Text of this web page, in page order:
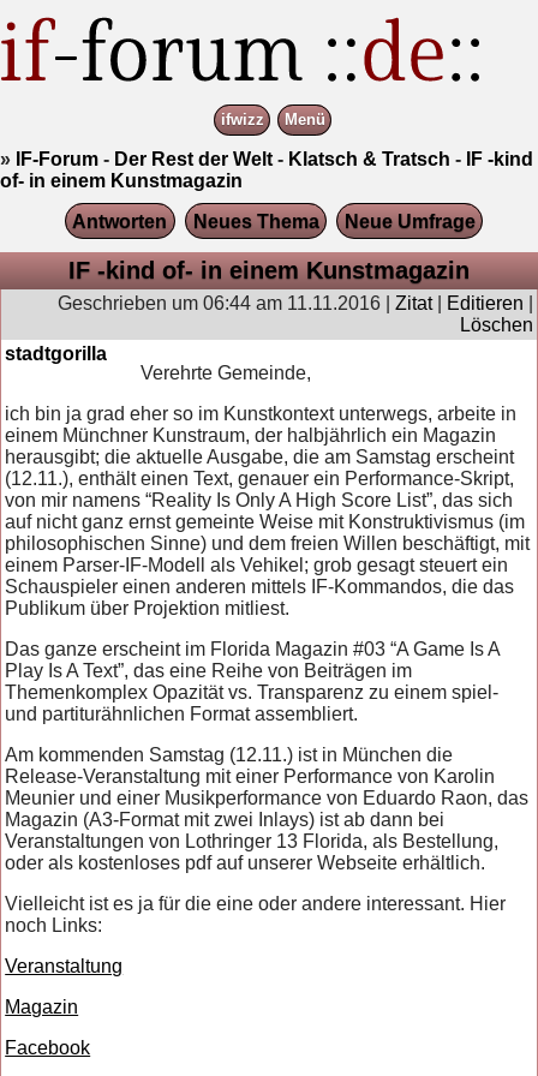
ifwizz Menü
» IF-Forum - Der Rest der Welt - Klatsch & Tratsch -
IF -kind
of- in einem Kunstmagazin
Antworten
Neues Thema Neue Umfrage
IF -kind of- in einem Kunstmagazin
Geschrieben um 06:44 am 11.11.2016 | Zitat| Editieren
Löschen
stadtgorilla
Verehrte Gemeinde,
ich bin ja grad eher so im Kunstkontext unterwegs, arbeite in
einem Münchner Kunstraum, der halbjährlich ein Magazin
herausgibt; die aktuelle Ausgabe, die am Samstag erscheint
(12.11.), enthält einen Text, genauer ein Performance-Skript,
von mir namens “Reality Is Only A High Score List”, das sich
auf nicht ganz ernst gemeinte Weise mit Konstruktivismus (im
philosophischen Sinne) und dem freien Willen beschäftigt, mit
einem Parser-IF-Modell als Vehikel; grob gesagt steuert ein
Schauspieler einen anderen mittels IF-Kommandos, die das
Publikum über Projektion mitliest.
Das ganze erscheint im Florida Magazin #03 “A Game Is A
Play Is A Text”, das eine Reihe von Beiträgen im
Themenkomplex Opazität vs. Transparenz zu einem spiel-
und partiturähnlichen Format assembliert.
Am kommenden Samstag (12.11.) ist in München die
Release-Veranstaltung mit einer Performance von Karolin
Meunier und einer Musikperformance von Eduardo Raon, das
Magazin (A3-Format mit zwei Inlays) ist ab dann bei
Veranstaltungen von Lothringer 13 Florida, als Bestellung,
oder als kostenloses pdf auf unserer Webseite erhältlich.
Vielleicht ist es ja für die eine oder andere interessant. Hier
noch Links:
Veranstaltung
Magazin
Facebook